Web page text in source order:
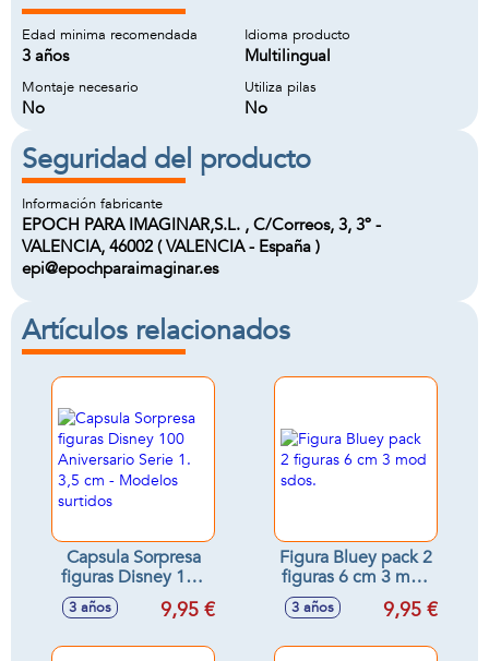
Edad minima recomendada
3 años
Idioma producto
Multilingual
Montaje necesario
No
Utiliza pilas
No
Seguridad del producto
Información fabricante
EPOCH PARA IMAGINAR,S.L. , C/Correos, 3, 3º -
VALENCIA, 46002 ( VALENCIA - España )
epi@epochparaimaginar.es
Artículos relacionados
Capsula Sorpresa
figuras Disney 100
Aniversario Serie 1.
3,5 cm - Modelos
3 años 9,95 €
Figura Bluey pack 2
figuras 6 cm 3 mod
sdos.
3 años 9,95 €